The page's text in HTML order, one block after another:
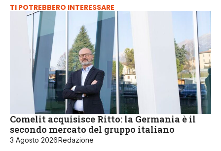
TI POTREBBERO INTERESSARE
Comelit acquisisce Ritto: la Germania è il
secondo mercato del gruppo italiano
3 Agosto 2026Redazione